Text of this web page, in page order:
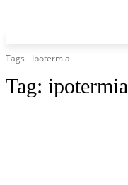
Tags Ipotermia
Tag: ipotermia